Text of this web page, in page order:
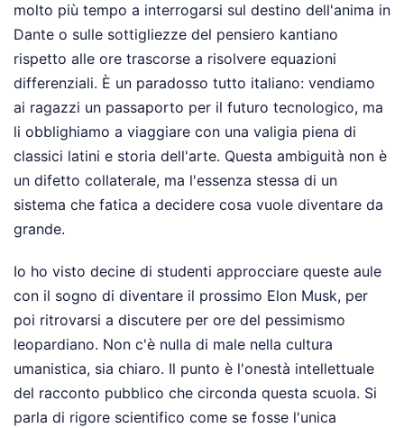
molto più tempo a interrogarsi sul destino dell'anima in
Dante o sulle sottigliezze del pensiero kantiano
rispetto alle ore trascorse a risolvere equazioni
differenziali. È un paradosso tutto italiano: vendiamo
ai ragazzi un passaporto per il futuro tecnologico, ma
li obblighiamo a viaggiare con una valigia piena di
classici latini e storia dell'arte. Questa ambiguità non è
un difetto collaterale, ma l'essenza stessa di un
sistema che fatica a decidere cosa vuole diventare da
grande.
Io ho visto decine di studenti approcciare queste aule
con il sogno di diventare il prossimo Elon Musk, per
poi ritrovarsi a discutere per ore del pessimismo
leopardiano. Non c'è nulla di male nella cultura
umanistica, sia chiaro. Il punto è l'onestà intellettuale
del racconto pubblico che circonda questa scuola. Si
parla di rigore scientifico come se fosse l'unica